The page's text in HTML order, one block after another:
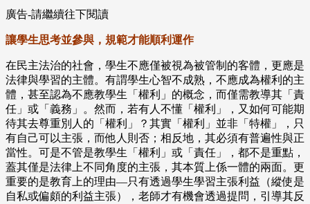
廣告-請繼續往下閱讀
讓學生思考並參與，規範才能順利運作
在民主法治的社會，學生不應僅被視為被管制的客體，更應是
法律與學習的主體。有謂學生心智不成熟，不應成為權利的主
體，甚至認為不應教學生「權利」的概念，而僅需教導其「責
任」或「義務」。然而，若有人不懂「權利」，又如何可能期
待其去尊重別人的「權利」？其實「權利」並非「特權」，只
有自己可以主張，而他人則否；相反地，其必須有普遍性與正
當性。可是不管是教學生「權利」或「責任」，都不是重點，
蓋其僅是法律上不同角度的主張，其本質上係一體的兩面。更
重要的是教育上的理由––只有透過學生學習主張利益（縱使是
自私或偏頗的利益主張），老師才有機會透過提問，引導其反